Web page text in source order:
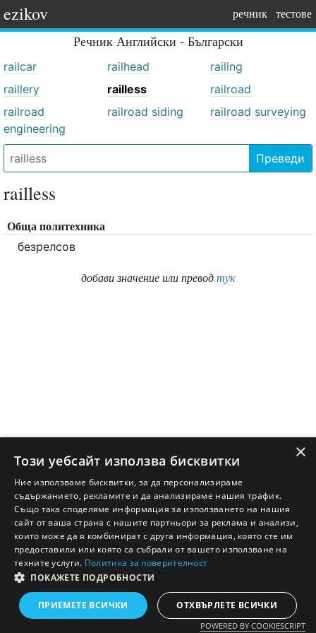
ezikov речник тестове
Речник Английски - Български
railcar railhead
railing
raillery
railless
railroad
railroad
engineering
railroad siding railroad surveying
Преведи
railless
Обща политехника
безрелсов
добави значение или преводтук
Английско - Български речник © Ezikov.com
Условия
Контакти Панел
×
Този уебсайт използва бисквитки
Ние използваме бисквитки, за да персонализираме
съдържанието, рекламите и да анализираме нашия трафик.
Също така споделяме информация за използването на нашия
сайт от ваша страна с нашите партньори за реклама и анализи,
които може да я комбинират с друга информация, която сте им
предоставили или която са събрали от вашето използване на
техните услуги. Политика за поверителност
ПОКАЖЕТЕ ПОДРОБНОСТИ
ПРИЕМЕТЕ ВСИЧКИ ОТХВЪРЛЕТЕ ВСИЧКИ
POWERED BY COOKIESCRIPT